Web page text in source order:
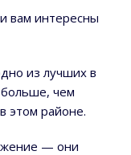
вам интересны
из лучших в
чем
этом районе.
— они